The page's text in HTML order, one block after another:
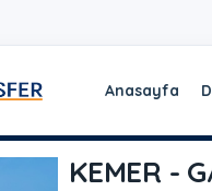
Anasayfa
KEMER -